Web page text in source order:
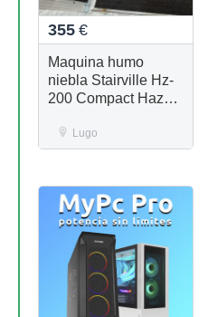
355 €
Maquina humo
niebla Stairville Hz-
200 Compact Hazer
liquidos
Lugo